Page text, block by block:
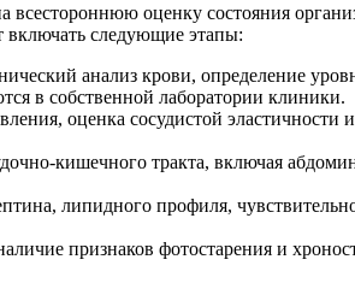
оценку состояния
включать следующие этапы:
анализ крови, определение
в собственной лаборатории клиники.
оценка сосудистой эластичности
кишечного тракта, включая
липидного профиля,
признаков фотостарения и